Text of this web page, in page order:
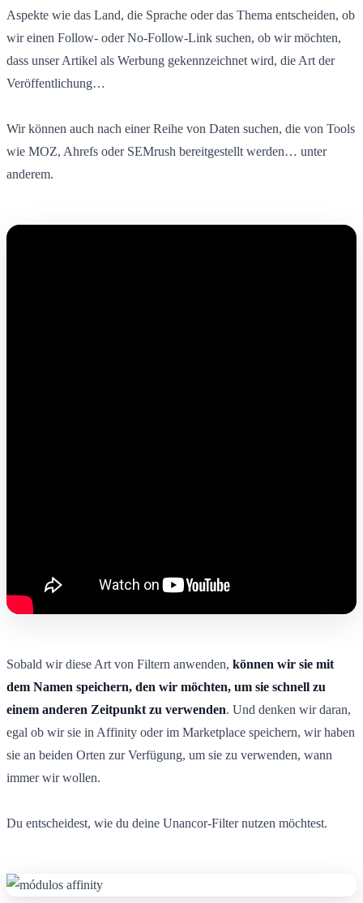
Aspekte wie das Land, die Sprache oder das Thema entscheiden, ob
wir einen Follow- oder No-Follow-Link suchen, ob wir möchten,
dass unser Artikel als Werbung gekennzeichnet wird, die Art der
Veröffentlichung…
Wir können auch nach einer Reihe von Daten suchen, die von Tools
wie MOZ, Ahrefs oder SEMrush bereitgestellt werden… unter
anderem.
Sobald wir diese Art von Filtern anwenden, können wir sie mit
dem Namen speichern, den wir möchten, um sie schnell zu
einem anderen Zeitpunkt zu verwenden. Und denken wir daran,
egal ob wir sie in Affinity oder im Marketplace speichern, wir haben
sie an beiden Orten zur Verfügung, um sie zu verwenden, wann
immer wir wollen.
Du entscheidest, wie du deine Unancor-Filter nutzen möchtest.